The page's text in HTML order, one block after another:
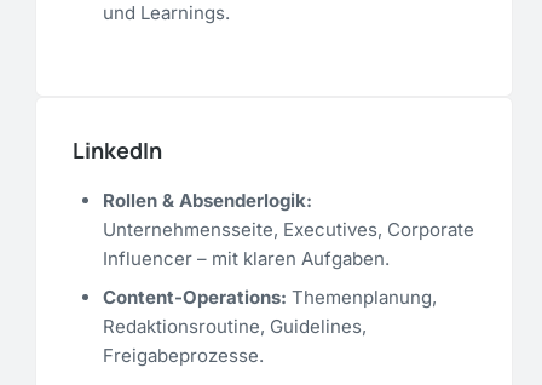
und Learnings.
LinkedIn
Rollen & Absenderlogik:
Unternehmensseite, Executives, Corporate
Influencer – mit klaren Aufgaben.
Content-Operations: Themenplanung,
Redaktionsroutine, Guidelines,
Freigabeprozesse.